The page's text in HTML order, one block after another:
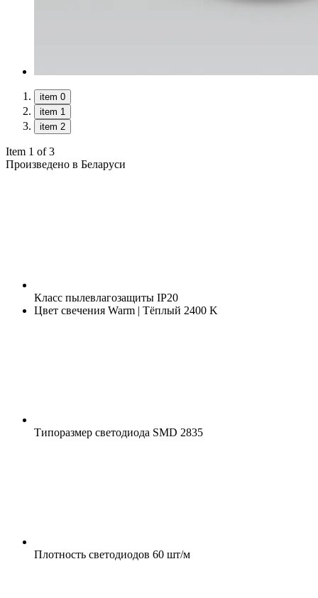
item 0
item 1
item 2
Item 1 of 3
Произведено в Беларуси
Класс пылевлагозащиты IP20
Цвет свечения Warm | Тёплый 2400 K
Типоразмер светодиода SMD 2835
Плотность светодиодов 60 шт/м